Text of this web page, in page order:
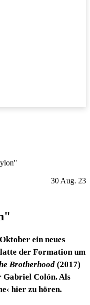
30 Aug. 23
ein neues
der Formation um
Brotherhood (2017)
Gabriel Colón. Als
hier zu hören.